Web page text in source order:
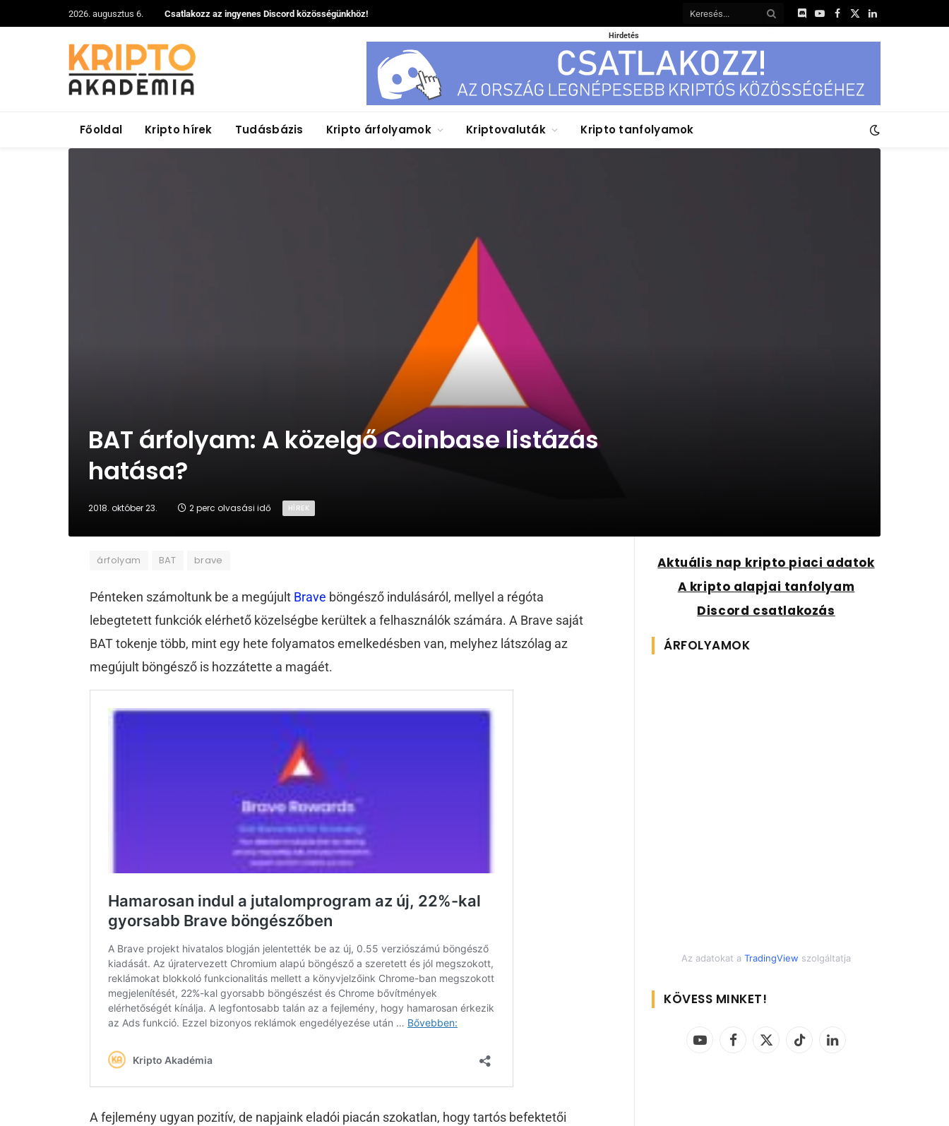
2026. augusztus 6. Csatlakozz az ingyenes Discord közösségünkhöz!
DiscordYouTube
Facebook
X
LinkedIn
Hirdetés
Főoldal Kripto hírek Tudásbázis Kripto árfolyamok Kriptovaluták Kripto tanfolyamok
BAT árfolyam: A közelgő Coinbase listázás
hatása?
2018. október 23. 2 perc olvasási idő HÍREK
árfolyam BAT brave
Pénteken számoltunk be a megújult Brave böngésző indulásáról, mellyel a régóta
lebegtetett funkciók elérhető közelségbe kerültek a felhasználók számára. A Brave saját
BAT tokenje több, mint egy hete folyamatos emelkedésben van, melyhez látszólag az
megújult böngésző is hozzátette a magáét.
A fejlemény ugyan pozitív, de napjaink eladói piacán szokatlan, hogy tartós befektetői
Aktuális nap kripto piaci adatok
A kripto alapjai tanfolyam
Discord csatlakozás
ÁRFOLYAMOK
Az adatokat a TradingView szolgáltatja
KÖVESS MINKET!
YouTubeFacebook
X
TikTok LinkedIn